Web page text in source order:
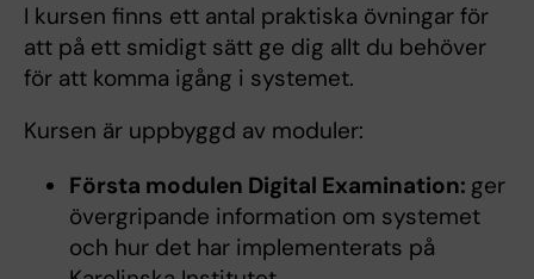
I kursen finns ett antal praktiska övningar för
att på ett smidigt sätt ge dig allt du behöver
för att komma igång i systemet.
Kursen är uppbyggd av moduler:
Första modulen Digital Examination: ger
övergripande information om systemet
och hur det har implementerats på